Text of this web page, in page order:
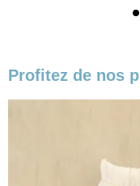
Profitez de nos